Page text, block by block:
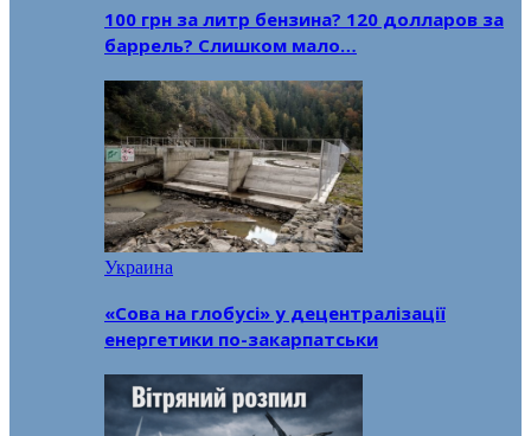
100 грн за литр бензина? 120 долларов за
баррель? Слишком мало…
Украина
«Сова на глобусі» у децентралізації
енергетики по-закарпатськи